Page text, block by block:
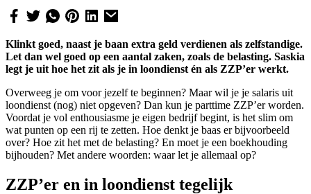
Klinkt goed, naast je baan extra geld verdienen als zelfstandige.
Let dan wel goed op een aantal zaken, zoals de belasting. Saskia
legt je uit hoe het zit als je in loondienst én als ZZP’er werkt.
Overweeg je om voor jezelf te beginnen? Maar wil je je salaris uit
loondienst (nog) niet opgeven? Dan kun je parttime ZZP’er worden.
Voordat je vol enthousiasme je eigen bedrijf begint, is het slim om
wat punten op een rij te zetten. Hoe denkt je baas er bijvoorbeeld
over? Hoe zit het met de belasting? En moet je een boekhouding
bijhouden? Met andere woorden: waar let je allemaal op?
ZZP’er en in loondienst tegelijk